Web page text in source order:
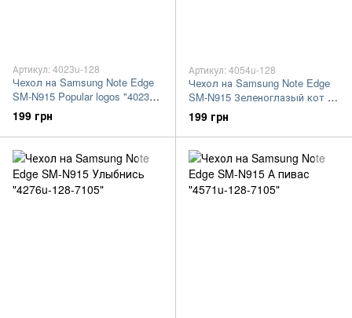
Артикул: 4023u-128
Чехол на Samsung Note Edge
SM-N915 Popular logos "4023u-
128-7105"
199 грн
Артикул: 4054u-128
Чехол на Samsung Note Edge
SM-N915 Зеленоглазый кот в
очках "4054u-128-7105"
199 грн